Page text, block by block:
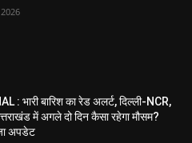
: भारी बारिश का रेड अलर्ट, दिल्ली-NCR,
में अगले दो दिन कैसा रहेगा मौसम?
अपडेट